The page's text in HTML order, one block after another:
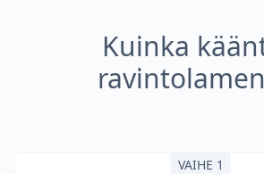
Kuinka
VAIHE 1